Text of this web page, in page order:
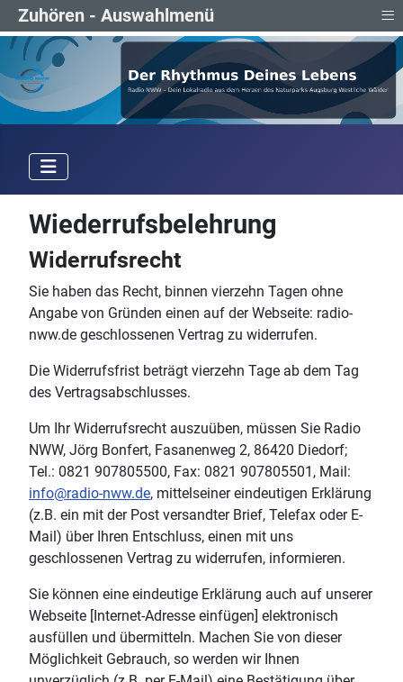
Wiederrufsbelehrung
Widerrufsrecht
Sie haben das Recht, binnen vierzehn Tagen ohne
Angabe von Gründen einen auf der Webseite: radio-
nww.de geschlossenen Vertrag zu widerrufen.
Die Widerrufsfrist beträgt vierzehn Tage ab dem Tag
des Vertragsabschlusses.
Um Ihr Widerrufsrecht auszuüben, müssen Sie Radio
NWW, Jörg Bonfert, Fasanenweg 2, 86420 Diedorf;
Tel.: 0821 907805500, Fax: 0821 907805501, Mail:
info@radio-nww.de, mittelseiner eindeutigen Erklärung
(z.B. ein mit der Post versandter Brief, Telefax oder E-
Mail) über Ihren Entschluss, einen mit uns
geschlossenen Vertrag zu widerrufen, informieren.
Sie können eine eindeutige Erklärung auch auf unserer
Webseite [Internet-Adresse einfügen] elektronisch
ausfüllen und übermitteln. Machen Sie von dieser
Möglichkeit Gebrauch, so werden wir Ihnen
Zuhören - Auswahlmenü ≡